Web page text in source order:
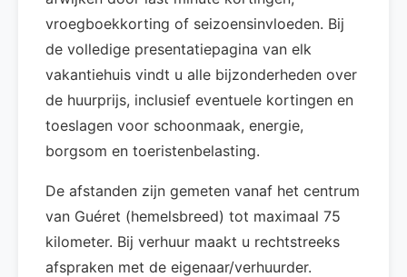
vroegboekkorting of seizoensinvloeden. Bij
de volledige presentatiepagina van elk
vakantiehuis vindt u alle bijzonderheden over
de huurprijs, inclusief eventuele kortingen en
toeslagen voor schoonmaak, energie,
borgsom en toeristenbelasting.
De afstanden zijn gemeten vanaf het centrum
van Guéret (hemelsbreed) tot maximaal 75
kilometer. Bij verhuur maakt u rechtstreeks
afspraken met de eigenaar/verhuurder.